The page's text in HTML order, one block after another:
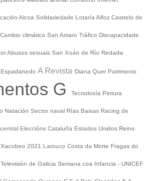
Alcoa Solidariedade Lotaría Alfoz Castrelo de
Cambio climático San Amaro Tráfico Discapacidade
Abusos sexuais San Xoán de Río Redada
A Revista Diana Quer Patrimonio
G Tecnoloxía Pintura
Natación Sector naval Rías Baixas Racing de
Eleccións Cataluña Estados Unidos Reino
Xacobeo 2021 Larouco Costa da Morte Fragas do
Televisión de Galicia Semana coa Infancia - UNICEF